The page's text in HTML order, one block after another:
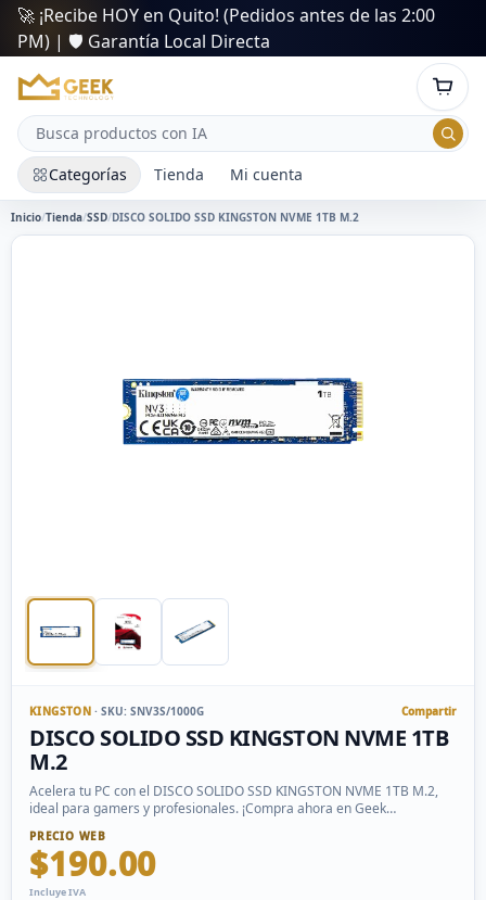
🚀 ¡Recibe HOY en Quito! (Pedidos antes de las 2:00
PM) | 🛡️ Garantía Local Directa
Categorías Tienda Mi cuenta
Inicio/Tienda/SSD/DISCO SOLIDO SSD KINGSTON NVME 1TB M.2
KINGSTON · SKU: SNV3S/1000G Compartir
DISCO SOLIDO SSD KINGSTON NVME 1TB
M.2
Acelera tu PC con el DISCO SOLIDO SSD KINGSTON NVME 1TB M.2,
ideal para gamers y profesionales. ¡Compra ahora en Geek
PRECIO WEB
$190.00
Incluye IVA